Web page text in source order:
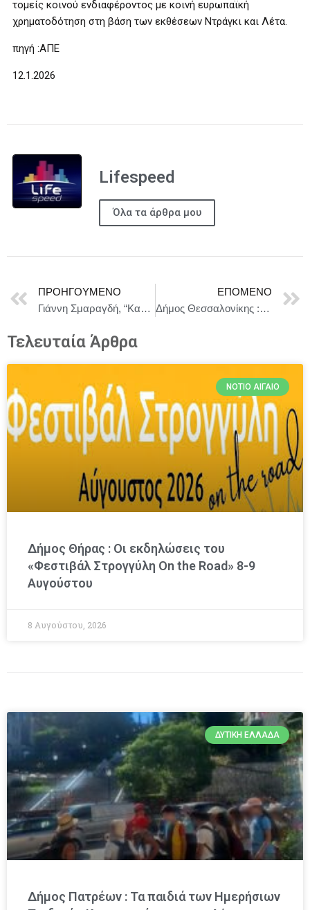
τομείς κοινού ενδιαφέροντος με κοινή ευρωπαϊκή
χρηματοδότηση στη βάση των εκθέσεων Ντράγκι και Λέτα.
πηγή :ΑΠΕ
12.1.2026
Lifespeed
Όλα τα άρθρα μου
ΠΡΟΗΓΟΎΜΕΝΟ
Γιάννη Σμαραγδή, “Καποδίστριας”: Από την αφηγηματική απόλαυση της ιστορικής αλήθειας μέχρι τα όρια της κινηματογραφικής τέχνης.
ΕΠΌΜΕΝΟ
Δήμος Θεσσαλονίκης : Έκτακτα μέτρα για την προστασία αστέγων και ευάλωτων πολιτών από τον Δήμο Θεσσαλονίκης
Τελευταία Άρθρα
ΝΌΤΙΟ ΑΙΓΑΊΟ
Δήμος Θήρας : Οι εκδηλώσεις του
«Φεστιβάλ Στρογγύλη On the Road» 8-9
Αυγούστου
8 Αυγούστου, 2026
ΔΥΤΙΚΉ ΕΛΛΆΔΑ
Δήμος Πατρέων : Τα παιδιά των Ημερήσιων